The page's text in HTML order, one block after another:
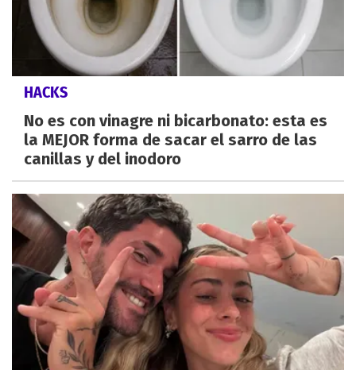
HACKS
No es con vinagre ni bicarbonato: esta es
la MEJOR forma de sacar el sarro de las
canillas y del inodoro